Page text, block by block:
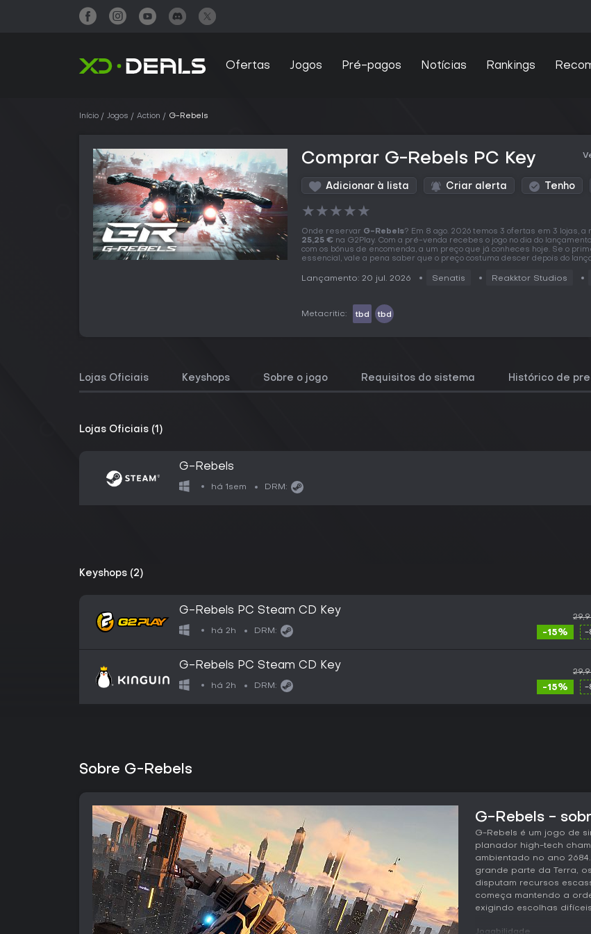
Ofertas Jogos Pré-pagos Notícias Rankings
Início Jogos Action G-Rebels
Comprar G-Rebels PC Key
Adicionar à lista Criar alerta Tenho
★★★★★
Onde reservar G-Rebels? Em 8 ago. 2026 temos 3 ofertas em 3 lojas, a
25,25 € na G2Play. Com a pré-venda recebes o jogo no dia do
com os bónus de encomenda, a um preço que já conheces hoje. Se o
essencial, vale a pena saber que o preço costuma descer depois do
Lançamento: 20 jul. 2026 Senatis Reakktor Studios
Metacritic: tbd tbd
Lojas Oficiais Keyshops Sobre o jogo Requisitos do sistema Histórico de
Lojas Oficiais (1)
G-Rebels
há 1sem DRM:
Keyshops (2)
G-Rebels PC Steam CD Key
há 2h DRM: -15% -
G-Rebels PC Steam CD Key
há 2h DRM: -15% -
Sobre G-Rebels
G-Rebels -
G-Rebels é um jogo de
planador high-tech
ambientado no ano
grande parte da Terra,
disputam recursos
começa mantendo a
exigindo escolhas
Jogabilidade